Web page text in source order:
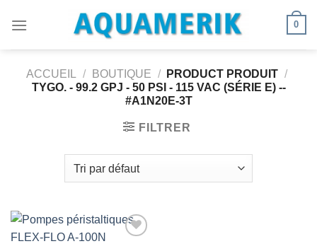
0
ACCUEIL / BOUTIQUE / PRODUCT PRODUIT /
TYGO. - 99.2 GPJ - 50 PSI - 115 VAC (SÉRIE E) --
#A1N20E-3T
FILTRER